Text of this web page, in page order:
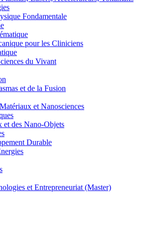
Fondamentale
pour les Cliniciens
du Vivant
et de la Fusion
et Nanosciences
des Nano-Objets
Durable
et Entrepreneuriat (Master)